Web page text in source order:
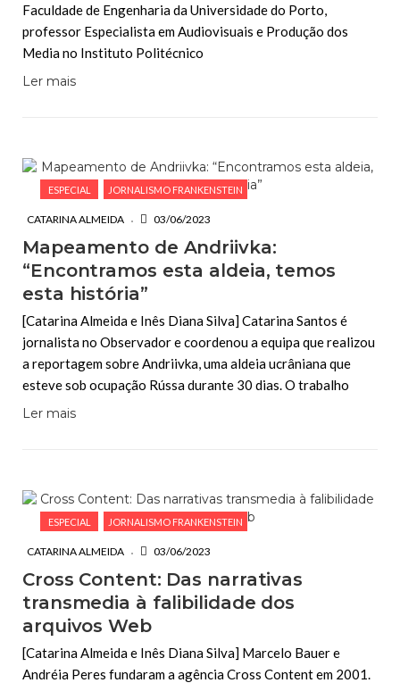
Faculdade de Engenharia da Universidade do Porto,
professor Especialista em Audiovisuais e Produção dos
Media no Instituto Politécnico
Ler mais
ESPECIAL JORNALISMO FRANKENSTEIN
CATARINA ALMEIDA 03/06/2023
Mapeamento de Andriivka:
“Encontramos esta aldeia, temos
esta história”
[Catarina Almeida e Inês Diana Silva] Catarina Santos é
jornalista no Observador e coordenou a equipa que realizou
a reportagem sobre Andriivka, uma aldeia ucrâniana que
esteve sob ocupação Rússa durante 30 dias. O trabalho
Ler mais
ESPECIAL JORNALISMO FRANKENSTEIN
CATARINA ALMEIDA 03/06/2023
Cross Content: Das narrativas
transmedia à falibilidade dos
arquivos Web
[Catarina Almeida e Inês Diana Silva] Marcelo Bauer e
Andréia Peres fundaram a agência Cross Content em 2001.